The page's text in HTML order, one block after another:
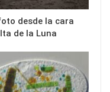
desde la cara
de la Luna